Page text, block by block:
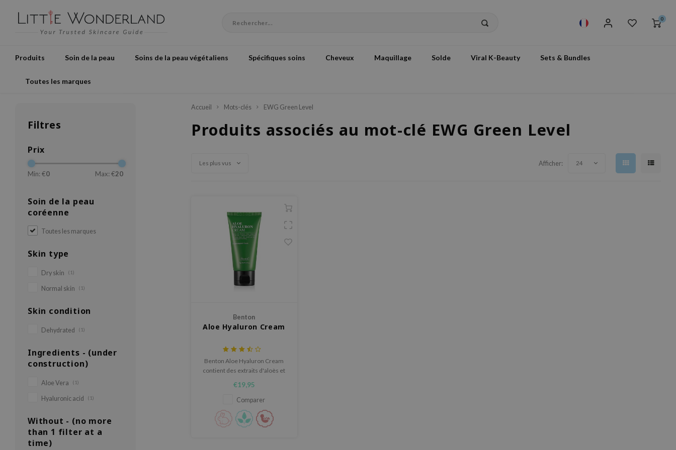
0
Produits Soin de la peau Soins de la peau végétaliens Spécifiques soins Cheveux Maquillage Solde Viral K-Beauty Sets & Bundles
Toutes les marques
Filtres
Prix
Min: €0 Max: €20
Soin de la peau
coréenne
Toutes les marques
Skin type
Dry skin (1)
Normal skin (1)
Skin condition
Dehydrated (1)
Ingredients - (under
construction)
Aloe Vera (1)
Hyaluronic acid (1)
Without - (no more
than 1 filter at a
time)
Accueil Mots-clés EWG Green Level
Produits associés au mot-clé EWG Green Level
Les plus vus Afficher: 24
Benton
Aloe Hyaluron Cream
Benton Aloe Hyaluron Cream
contient des extraits d'aloès et
hyaluronique.
€19,95
Comparer